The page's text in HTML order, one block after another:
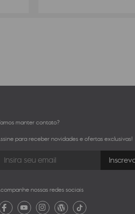
manter contato?
para receber novidades e ofertas exclusivas!
nossas redes sociais